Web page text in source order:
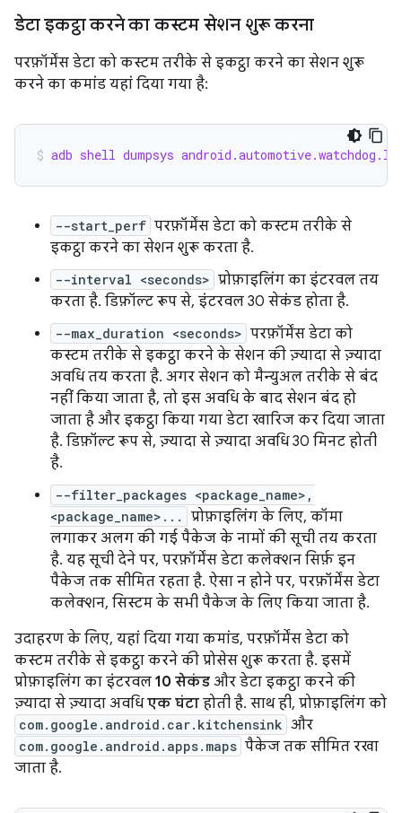
डेटा इकट्ठा करने का कस्टम सेशन शुरू करना
परफ़ॉर्मेंस डेटा को कस्टम तरीके से इकट्ठा करने का सेशन शुरू
करने का कमांड यहां दिया गया है:
adb shell dumpsys
--start_perf परफ़ॉर्मेंस डेटा को कस्टम तरीके से
इकट्ठा करने का सेशन शुरू करता है.
--interval <seconds> प्रोफ़ाइलिंग का इंटरवल तय
करता है. डिफ़ॉल्ट रूप से, इंटरवल 30 सेकंड होता है.
--max_duration <seconds> परफ़ॉर्मेंस डेटा को
कस्टम तरीके से इकट्ठा करने के सेशन की ज़्यादा से ज़्यादा
अवधि तय करता है. अगर सेशन को मैन्युअल तरीके से बंद
नहीं किया जाता है, तो इस अवधि के बाद सेशन बंद हो
जाता है और इकट्ठा किया गया डेटा खारिज कर दिया जाता
है. डिफ़ॉल्ट रूप से, ज़्यादा से ज़्यादा अवधि 30 मिनट होती
है.
--filter_packages <package_name>,
<package_name>...
प्रोफ़ाइलिंग के लिए, कॉमा
लगाकर अलग की गई पैकेज के नामों की सूची तय करता
है. यह सूची देने पर, परफ़ॉर्मेंस डेटा कलेक्शन सिर्फ़ इन
पैकेज तक सीमित रहता है. ऐसा न होने पर, परफ़ॉर्मेंस डेटा
कलेक्शन, सिस्टम के सभी पैकेज के लिए किया जाता है.
उदाहरण के लिए, यहां दिया गया कमांड, परफ़ॉर्मेंस डेटा को
कस्टम तरीके से इकट्ठा करने की प्रोसेस शुरू करता है. इसमें
प्रोफ़ाइलिंग का इंटरवल 10 सेकंड और डेटा इकट्ठा करने की
ज़्यादा से ज़्यादा अवधिएक घंटा होती है. साथ ही, प्रोफ़ाइलिंग को
com.google.android.car.kitchensink और
com.google.android.apps.maps पैकेज तक सीमित रखा
जाता है.